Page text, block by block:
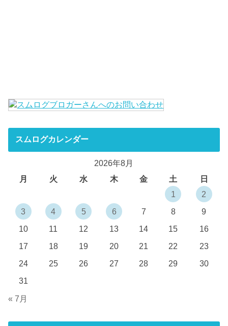
スムログカレンダー
2026年8月
月
火 水 木 金 土
日
1
2
3
4 5 6 7 8
9
10
11 12 13 14 15
16
17
18 19 20 21 22
23
24
25 26 27 28 29
30
31
« 7月